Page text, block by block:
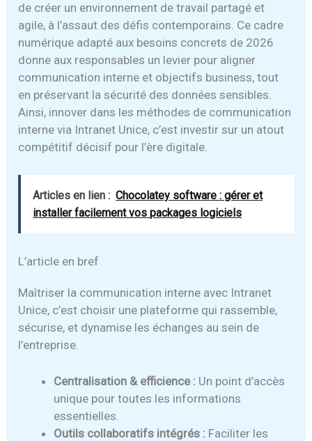
de créer un environnement de travail partagé et
agile, à l’assaut des défis contemporains. Ce cadre
numérique adapté aux besoins concrets de 2026
donne aux responsables un levier pour aligner
communication interne et objectifs business, tout
en préservant la sécurité des données sensibles.
Ainsi, innover dans les méthodes de communication
interne via Intranet Unice, c’est investir sur un atout
compétitif décisif pour l’ère digitale.
Articles en lien : Chocolatey software : gérer et
installer facilement vos packages logiciels
L’article en bref
Maîtriser la communication interne avec Intranet
Unice, c’est choisir une plateforme qui rassemble,
sécurise, et dynamise les échanges au sein de
l’entreprise.
Centralisation & efficience : Un point d’accès
unique pour toutes les informations
essentielles.
Outils collaboratifs intégrés : Faciliter les